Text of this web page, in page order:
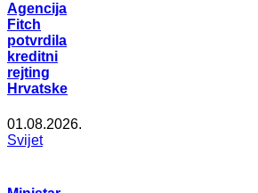
Agencija
Fitch
potvrdila
kreditni
rejting
Hrvatske
01.08.2026.
Svijet